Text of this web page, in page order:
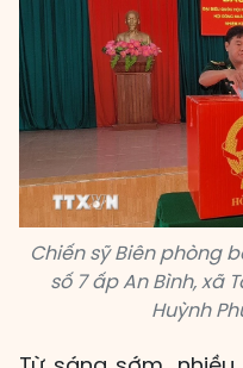
Chiến sỹ Biên phòng
số 7 ấp An Bình, xã
Huỳnh